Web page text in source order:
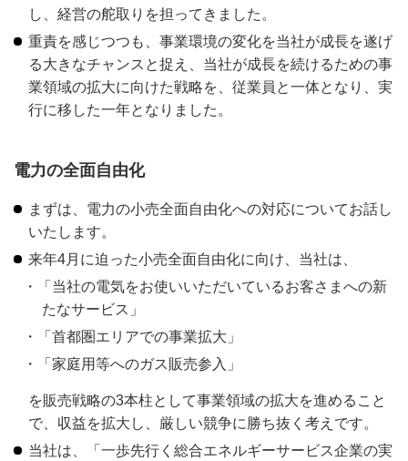
し、経営の舵取りを担ってきました。
重責を感じつつも、事業環境の変化を当社が成長を遂げ
る大きなチャンスと捉え、当社が成長を続けるための事
業領域の拡大に向けた戦略を、従業員と一体となり、実
行に移した一年となりました。
電力の全面自由化
まずは、電力の小売全面自由化への対応についてお話し
いたします。
来年4月に迫った小売全面自由化に向け、当社は、
「当社の電気をお使いいただいているお客さまへの新
たなサービス」
「首都圏エリアでの事業拡大」
「家庭用等へのガス販売参入」
を販売戦略の3本柱として事業領域の拡大を進めること
で、収益を拡大し、厳しい競争に勝ち抜く考えです。
当社は、「一歩先行く総合エネルギーサービス企業の実